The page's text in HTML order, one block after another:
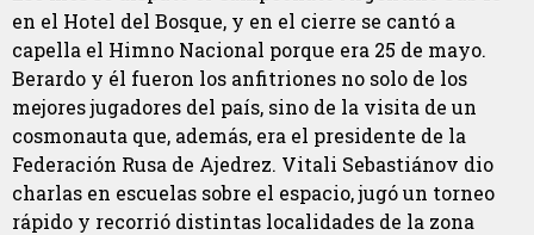
en el Hotel del Bosque, y en el cierre se cantó a
capella el Himno Nacional porque era 25 de mayo.
Berardo y él fueron los anfitriones no solo de los
mejores jugadores del país, sino de la visita de un
cosmonauta que, además, era el presidente de la
Federación Rusa de Ajedrez. Vitali Sebastiánov dio
charlas en escuelas sobre el espacio, jugó un torneo
rápido y recorrió distintas localidades de la zona